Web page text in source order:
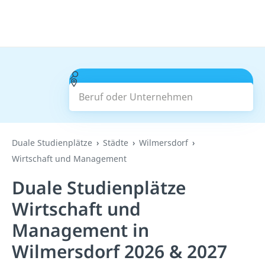
Beruf oder Unternehmen
Suchen
Duale Studienplätze Städte
Wilmersdorf
Wirtschaft und Management
Duale Studienplätze
Wirtschaft und
Management in
Wilmersdorf 2026 & 2027